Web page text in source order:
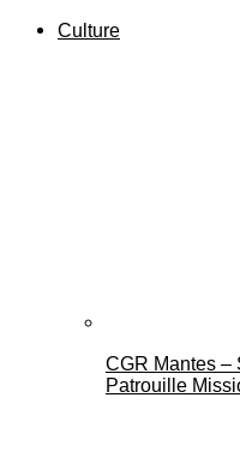
Culture
CGR Mantes –
Patrouille